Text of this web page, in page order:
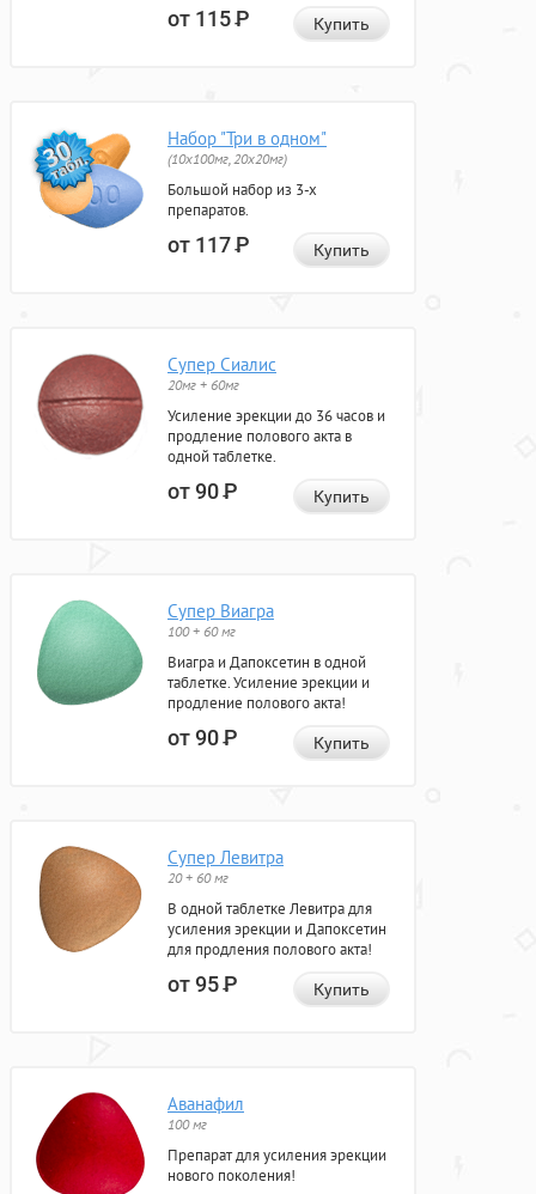
от 115Р Купить
Набор "Три в одном"
(10x100мг, 20x20мг)
Большой набор из 3-х
препаратов.
от 117Р Купить
Супер Сиалис
20мг + 60мг
Усиление эрекции до 36 часов и
продление полового акта в
одной таблетке.
от 90Р Купить
Супер Виагра
100 + 60 мг
Виагра и Дапоксетин в одной
таблетке. Усиление эрекции и
продление полового акта!
от 90Р Купить
Супер Левитра
20 + 60 мг
В одной таблетке Левитра для
усиления эрекции и Дапоксетин
для продления полового акта!
от 95Р Купить
Аванафил
100 мг
Препарат для усиления эрекции
нового поколения!